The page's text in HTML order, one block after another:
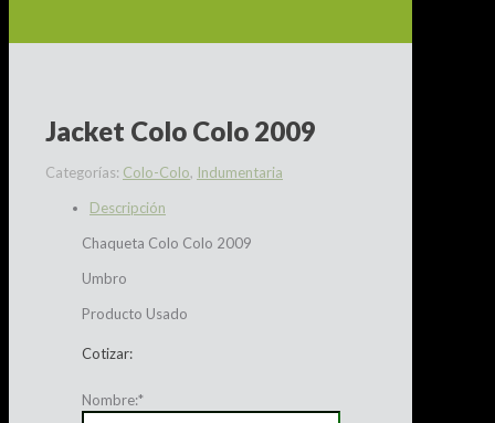
Jacket Colo Colo 2009
Categorías: Colo-Colo, Indumentaria
Descripción
Chaqueta Colo Colo 2009
Umbro
Producto Usado
Cotizar:
Nombre:*